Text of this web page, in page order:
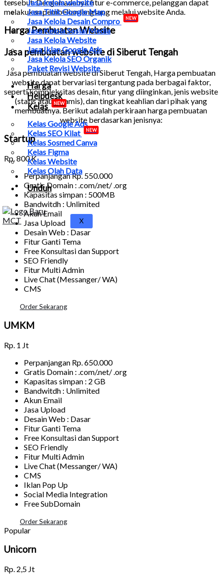
Jasa kelola website
Jasa Titik Google Map
Jasa Kelola Desain Compro
NEW
Jasa Kelola Sosial Media
Jasa Kelola Website
Jasa Iklan Google Ads
Jasa Kelola SEO Organik
Paket Revisi Website
Harga
Helpdesk
Kelas
NEW
Kelas Google Ads
Kelas SEO Kilat
NEW
Kelas Sosmed Canva
Kelas Figma
Kelas Website
Kelas Olah Data
Unduh
X
tersebut. Dengan adanya fitur e-commerce, pelanggan dapat
melakukan pembelian langsung melalui website Anda.
Harga Pembuatan Website
Jasa pembuatan website di Siberut Tengah
Jasa pembuatan website di Siberut Tengah , Harga pembuatan
website dapat bervariasi tergantung pada berbagai faktor,
seperti kompleksitas desain, fitur yang diinginkan, jenis website
(statis atau dinamis), dan tingkat keahlian dari pihak yang
membuatnya. Berikut adalah perkiraan harga pembuatan
website berdasarkan jenisnya:
Startup
Rp.800 K
Perpanjangan Rp. 550.000
Gratis Domain : .com/.net/ .org
Kapasitas simpan : 500MB
Bandwitdh : Unlimited
Akun Email
Jasa Upload
Desain Web : Dasar
Fitur Ganti Tema
Free Konsultasi dan Support
SEO Friendly
Fitur Multi Admin
Live Chat (Messanger/ WA)
CMS
Order Sekarang
UMKM
Rp. 1 Jt
Perpanjangan Rp. 650.000
Gratis Domain : .com/.net/ .org
Kapasitas simpan : 2 GB
Bandwitdh : Unlimited
Akun Email
Jasa Upload
Desain Web : Dasar
Fitur Ganti Tema
Free Konsultasi dan Support
SEO Friendly
Fitur Multi Admin
Live Chat (Messanger/ WA)
CMS
Iklan Pop Up
Social Media Integration
Free SubDomain
Order Sekarang
Popular
Unicorn
Rp. 2,5 Jt